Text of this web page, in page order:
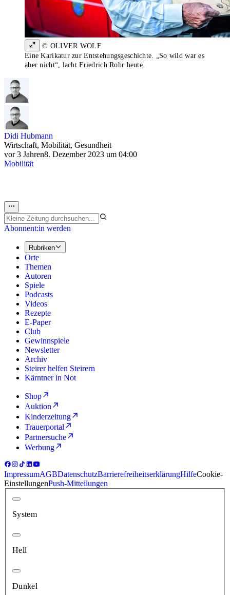
© OLIVER WOLF
Eine Karikatur zur Entstehungsgeschichte. „So wild war es
aber nicht“, lacht Friedrich Rohr heute.
Didi Hubmann
Wirtschaft, Mobilität, Gesundheit
vor 3 Jahren8. Dezember 2023 um 04:00
Mobilität
Abonnent:in werden
Rubriken
Orte
Themen
Autoren
Spiele
Podcasts
Videos
Rezepte
E-Paper
Club
Gewinnspiele
Newsletter
Archiv
Steirer helfen Steirern
Kärntner in Not
Shop
Auktion
Kinderzeitung
Trauerportal
Partnersuche
Werbung
ImpressumAGBDatenschutzBarrierefreiheitserklärungHilfeCookie-
EinstellungenPush-Mitteilungen
System
Hell
Dunkel